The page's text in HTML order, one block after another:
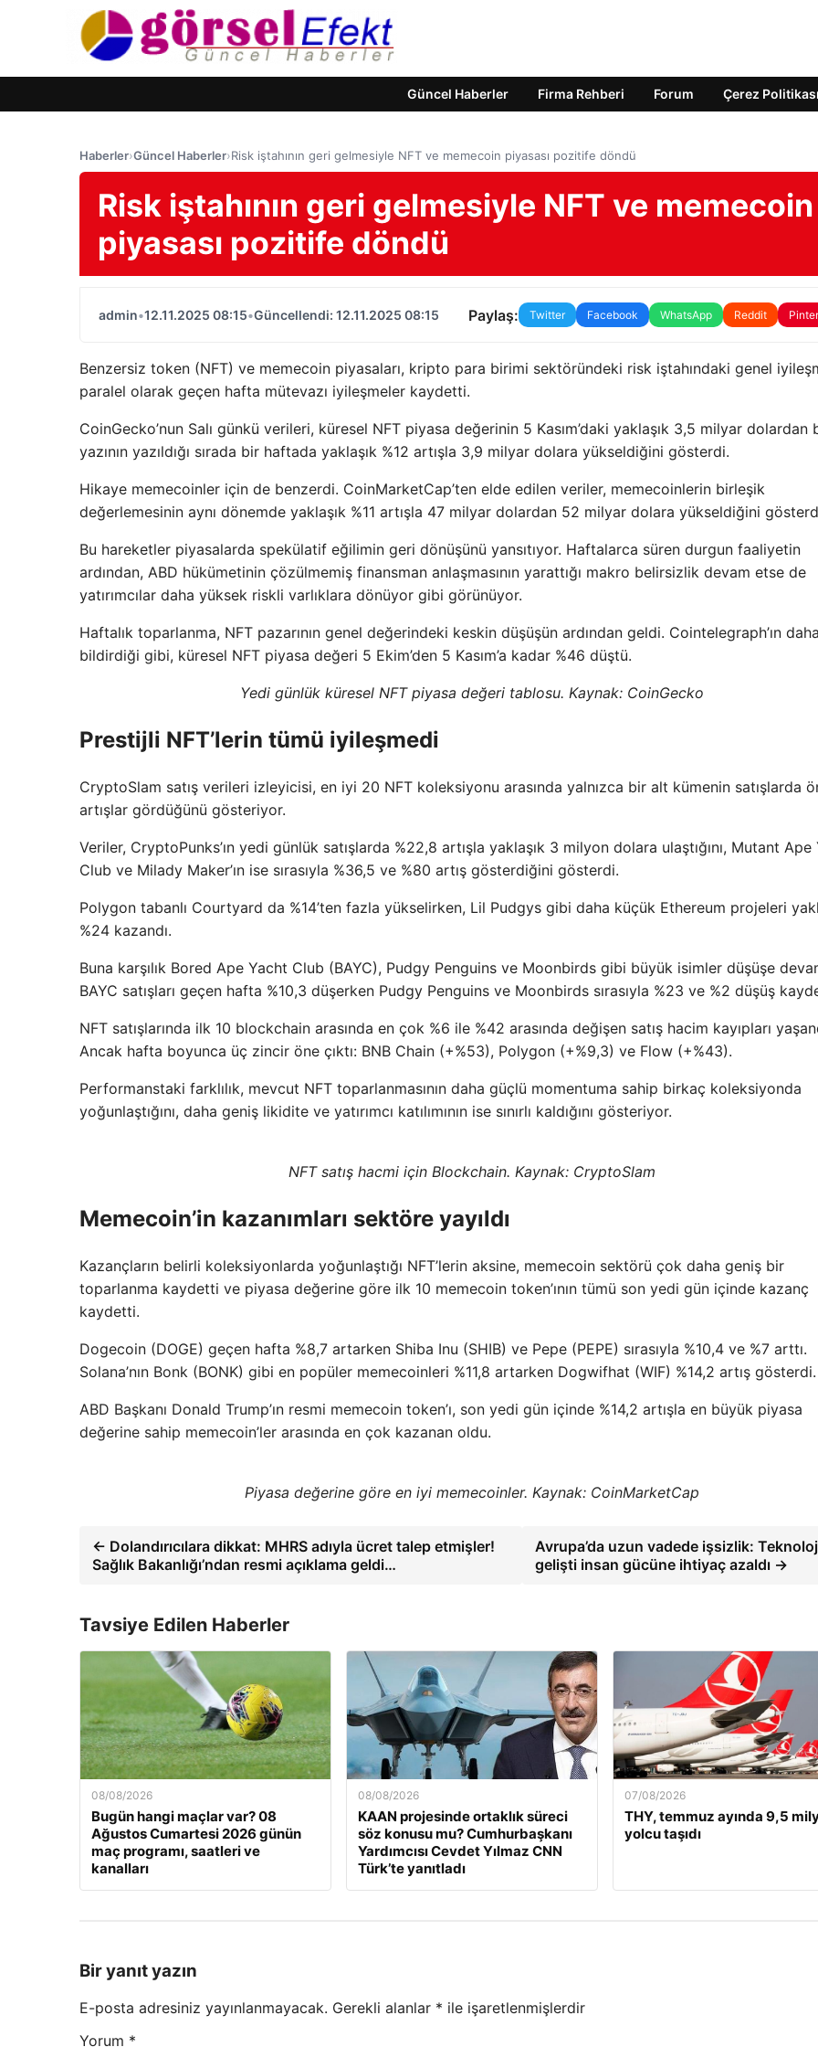
Güncel Haberler Firma Rehberi Forum Çerez Politikası
Haberler›Güncel Haberler›Risk iştahının geri gelmesiyle NFT ve memecoin piyasası pozitife döndü
Risk iştahının geri gelmesiyle NFT ve memecoin
piyasası pozitife döndü
admin•12.11.2025 08:15•Güncellendi: 12.11.2025 08:15 Paylaş: Twitter Facebook WhatsApp Reddit
Benzersiz token (NFT) ve memecoin piyasaları, kripto para birimi sektöründeki risk iştahındaki genel
paralel olarak geçen hafta mütevazı iyileşmeler kaydetti.
CoinGecko’nun Salı günkü verileri, küresel NFT piyasa değerinin 5 Kasım’daki yaklaşık 3,5 milyar dolardan
yazının yazıldığı sırada bir haftada yaklaşık %12 artışla 3,9 milyar dolara yükseldiğini gösterdi.
Hikaye memecoinler için de benzerdi. CoinMarketCap’ten elde edilen veriler, memecoinlerin birleşik
değerlemesinin aynı dönemde yaklaşık %11 artışla 47 milyar dolardan 52 milyar dolara yükseldiğini
Bu hareketler piyasalarda spekülatif eğilimin geri dönüşünü yansıtıyor. Haftalarca süren durgun faaliyetin
ardından, ABD hükümetinin çözülmemiş finansman anlaşmasının yarattığı makro belirsizlik devam etse de
yatırımcılar daha yüksek riskli varlıklara dönüyor gibi görünüyor.
Haftalık toparlanma, NFT pazarının genel değerindeki keskin düşüşün ardından geldi. Cointelegraph’ın
bildirdiği gibi, küresel NFT piyasa değeri 5 Ekim’den 5 Kasım’a kadar %46 düştü.
Yedi günlük küresel NFT piyasa değeri tablosu. Kaynak: CoinGecko
Prestijli NFT’lerin tümü iyileşmedi
CryptoSlam satış verileri izleyicisi, en iyi 20 NFT koleksiyonu arasında yalnızca bir alt kümenin satışlarda
artışlar gördüğünü gösteriyor.
Veriler, CryptoPunks’ın yedi günlük satışlarda %22,8 artışla yaklaşık 3 milyon dolara ulaştığını, Mutant Ape
Club ve Milady Maker’ın ise sırasıyla %36,5 ve %80 artış gösterdiğini gösterdi.
Polygon tabanlı Courtyard da %14’ten fazla yükselirken, Lil Pudgys gibi daha küçük Ethereum projeleri
%24 kazandı.
Buna karşılık Bored Ape Yacht Club (BAYC), Pudgy Penguins ve Moonbirds gibi büyük isimler düşüşe
BAYC satışları geçen hafta %10,3 düşerken Pudgy Penguins ve Moonbirds sırasıyla %23 ve %2 düşüş
NFT satışlarında ilk 10 blockchain arasında en çok %6 ile %42 arasında değişen satış hacim kayıpları
Ancak hafta boyunca üç zincir öne çıktı: BNB Chain (+%53), Polygon (+%9,3) ve Flow (+%43).
Performanstaki farklılık, mevcut NFT toparlanmasının daha güçlü momentuma sahip birkaç koleksiyonda
yoğunlaştığını, daha geniş likidite ve yatırımcı katılımının ise sınırlı kaldığını gösteriyor.
NFT satış hacmi için Blockchain. Kaynak: CryptoSlam
Memecoin’in kazanımları sektöre yayıldı
Kazançların belirli koleksiyonlarda yoğunlaştığı NFT’lerin aksine, memecoin sektörü çok daha geniş bir
toparlanma kaydetti ve piyasa değerine göre ilk 10 memecoin token’ının tümü son yedi gün içinde kazanç
kaydetti.
Dogecoin (DOGE) geçen hafta %8,7 artarken Shiba Inu (SHIB) ve Pepe (PEPE) sırasıyla %10,4 ve %7 arttı.
Solana’nın Bonk (BONK) gibi en popüler memecoinleri %11,8 artarken Dogwifhat (WIF) %14,2 artış gösterdi.
ABD Başkanı Donald Trump’ın resmi memecoin token’ı, son yedi gün içinde %14,2 artışla en büyük piyasa
değerine sahip memecoin’ler arasında en çok kazanan oldu.
Piyasa değerine göre en iyi memecoinler. Kaynak: CoinMarketCap
← Dolandırıcılara dikkat: MHRS adıyla ücret talep etmişler!
Sağlık Bakanlığı’ndan resmi açıklama geldi…
Avrupa’da uzun vadede işsizlik:
gelişti insan gücüne ihtiyaç azaldı →
Tavsiye Edilen Haberler
08/08/2026
Bugün hangi maçlar var? 08
Ağustos Cumartesi 2026 günün
maç programı, saatleri ve
kanalları
08/08/2026
KAAN projesinde ortaklık süreci
söz konusu mu? Cumhurbaşkanı
Yardımcısı Cevdet Yılmaz CNN
Türk’te yanıtladı
07/08/2026
THY, temmuz ayında 9,5
yolcu taşıdı
Bir yanıt yazın
E-posta adresiniz yayınlanmayacak. Gerekli alanlar * ile işaretlenmişlerdir
Yorum *